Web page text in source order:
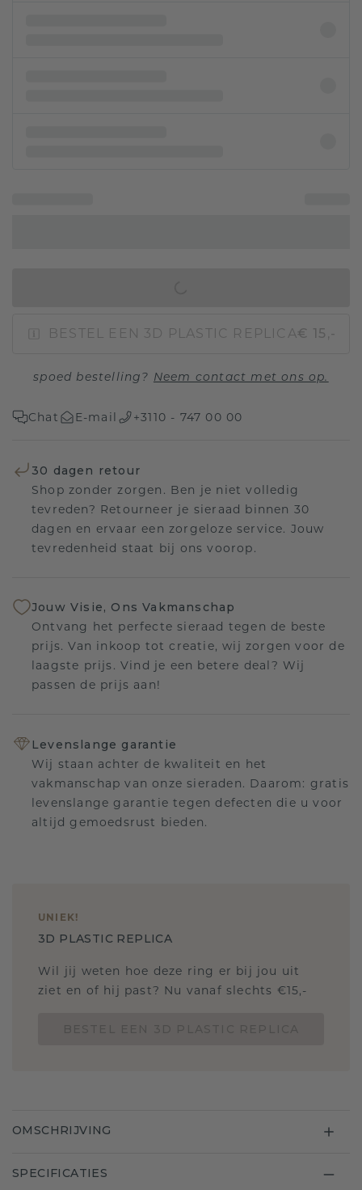
BESTEL EEN 3D PLASTIC REPLICA€ 15,-
spoed bestelling? Neem contact met ons op.
Chat E-mail +3110 - 747 00 00
30 dagen retour
Shop zonder zorgen. Ben je niet volledig
tevreden? Retourneer je sieraad binnen 30
dagen en ervaar een zorgeloze service. Jouw
tevredenheid staat bij ons voorop.
Jouw Visie, Ons Vakmanschap
Ontvang het perfecte sieraad tegen de beste
prijs. Van inkoop tot creatie, wij zorgen voor de
laagste prijs. Vind je een betere deal? Wij
passen de prijs aan!
Levenslange garantie
Wij staan achter de kwaliteit en het
vakmanschap van onze sieraden. Daarom: gratis
levenslange garantie tegen defecten die u voor
altijd gemoedsrust bieden.
UNIEK!
3D PLASTIC REPLICA
Wil jij weten hoe deze ring er bij jou uit
ziet en of hij past? Nu vanaf slechts €15,-
OMSCHRIJVING
SPECIFICATIES